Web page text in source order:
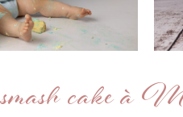
cake à